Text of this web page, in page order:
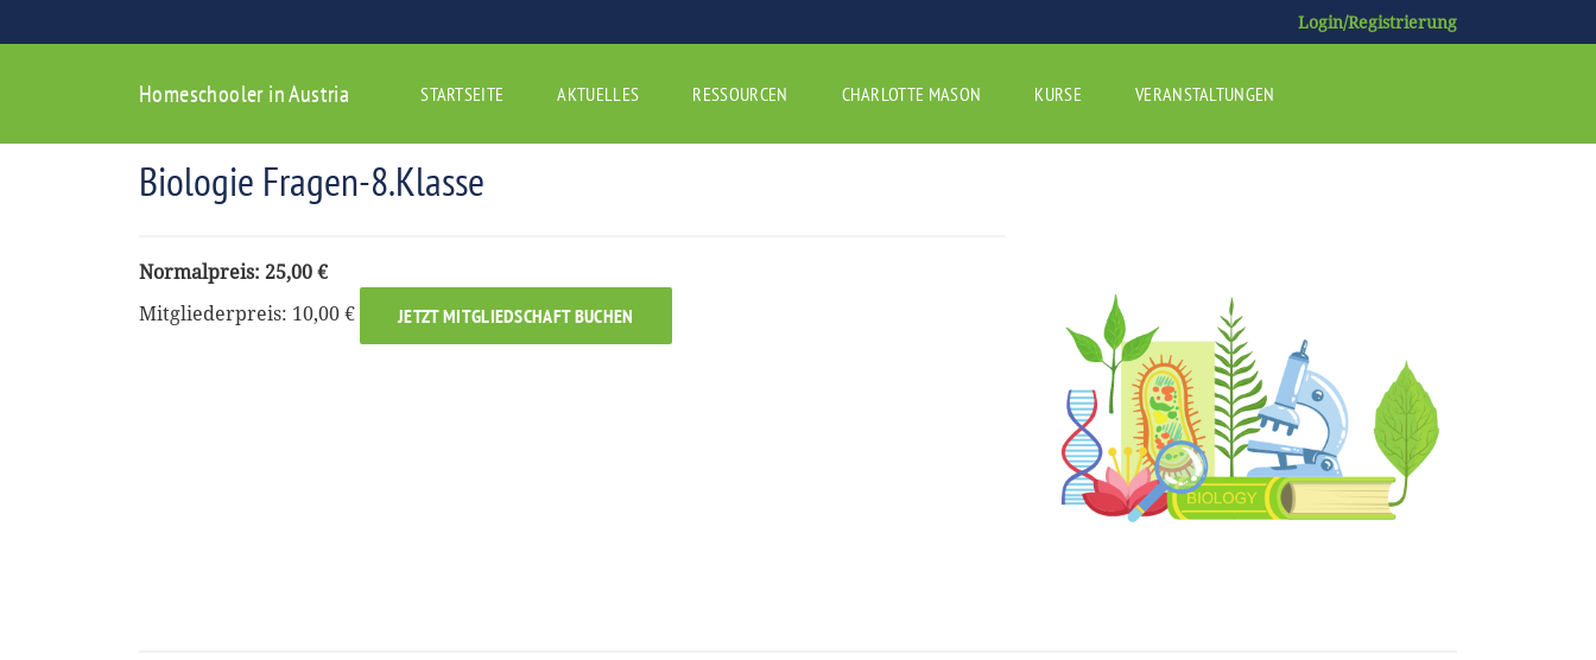
Login/Registrierung
Homeschooler in Austria STARTSEITE AKTUELLES RESSOURCEN CHARLOTTE MASON KURSE VERANSTALTUNGEN
Biologie Fragen-8.Klasse
Normalpreis: 25,00 €
Mitgliederpreis: 10,00 €
JETZT MITGLIEDSCHAFT BUCHEN